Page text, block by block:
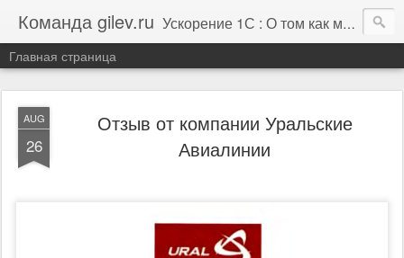
Команда gilev.ru Ускорение 1С : О том как мы это делаем. И не только про это.
Главная страница
AUG
26
Отзыв от компании Уральские
Авиалинии